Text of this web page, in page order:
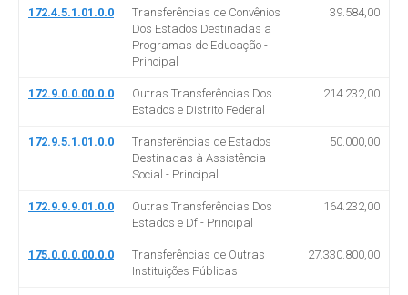
172.4.5.1.01.0.0
Transferências de Convênios
Dos Estados Destinadas a
Programas de Educação -
Principal
39.584,00
172.9.0.0.00.0.0
Outras Transferências Dos
Estados e Distrito Federal
214.232,00
172.9.5.1.01.0.0
Transferências de Estados
Destinadas à Assistência
Social - Principal
50.000,00
172.9.9.9.01.0.0
Outras Transferências Dos
Estados e Df - Principal
164.232,00
175.0.0.0.00.0.0
Transferências de Outras
Instituições Públicas
27.330.800,00